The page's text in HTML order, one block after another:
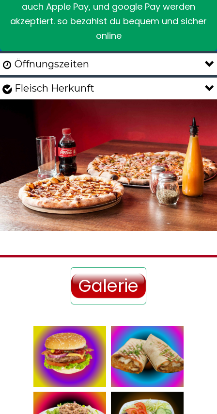
auch Apple Pay, und google Pay werden
akzeptiert. so bezahlst du bequem und sicher
online
 Öffnungszeiten
 Fleisch Herkunft
Galerie